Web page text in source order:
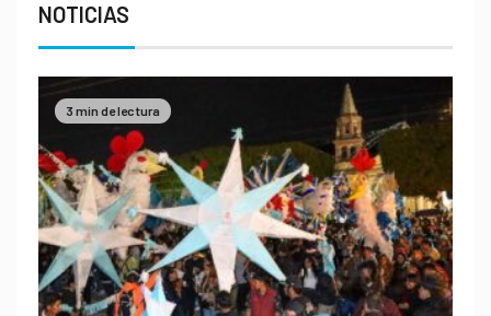
NOTICIAS
3 min de lectura